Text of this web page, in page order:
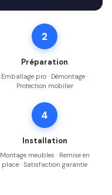
2
Préparation
Emballage pro · Démontage ·
Protection mobilier
4
Installation
Montage meubles · Remise en
place · Satisfaction garantie